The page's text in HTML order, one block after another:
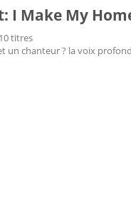
I Make My
titres
un chanteur ? la voix